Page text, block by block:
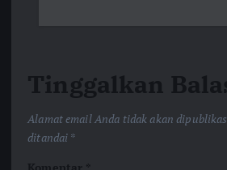
Tinggalkan
Alamat email Anda tidak akan
ditandai *
Komentar *